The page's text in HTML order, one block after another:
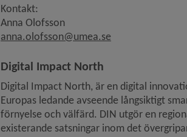
Kontakt:
Anna Olofsson
anna.olofsson@umea.se
Digital Impact North
Digital Impact North, är en digital
Europas ledande avseende långsiktigt
förnyelse och välfärd. DIN utgör en
existerande satsningar inom det